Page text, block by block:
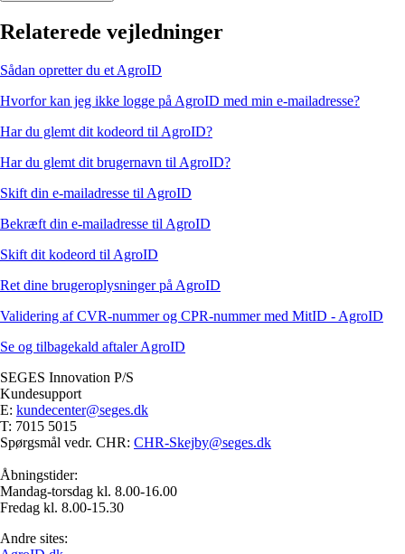
Relaterede vejledninger
Sådan opretter du et AgroID
Hvorfor kan jeg ikke logge på AgroID med min e-mailadresse?
Har du glemt dit kodeord til AgroID?
Har du glemt dit brugernavn til AgroID?
Skift din e-mailadresse til AgroID
Bekræft din e-mailadresse til AgroID
Skift dit kodeord til AgroID
Ret dine brugeroplysninger på AgroID
Validering af CVR-nummer og CPR-nummer med MitID - AgroID
Se og tilbagekald aftaler AgroID
SEGES Innovation P/S
Kundesupport
E: kundecenter@seges.dk
T: 7015 5015
Spørgsmål vedr. CHR: CHR-Skejby@seges.dk
Åbningstider:
Mandag-torsdag kl. 8.00-16.00
Fredag kl. 8.00-15.30
Andre sites: